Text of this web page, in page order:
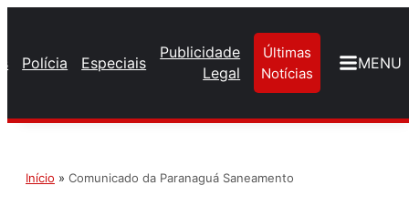
Polícia Especiais
Publicidade
Legal
Últimas
Notícias
MENU
Início » Comunicado da Paranaguá Saneamento